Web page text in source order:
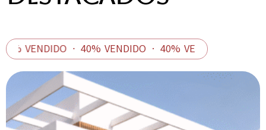
· 40% VENDIDO · 40% VENDIDO ·